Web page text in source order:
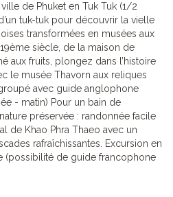
de Phuket en Tuk Tuk (1/2
tuk-tuk pour découvrir la vielle
transformées en musées aux
siècle, de la maison de
aux fruits, plongez dans l’histoire
le musée Thavorn aux reliques
avec guide anglophone
- matin) Pour un bain de
préservée : randonnée facile
de Khao Phra Thaeo avec un
rafraîchissantes. Excursion en
(possibilité de guide francophone